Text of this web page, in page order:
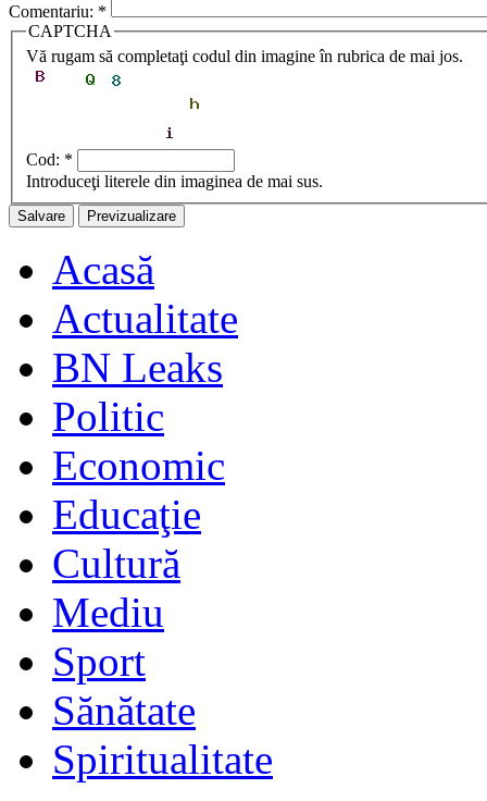
Comentariu: *
CAPTCHA
Vă rugam să completaţi codul din imagine în rubrica de mai jos.
Cod: *
Introduceţi literele din imaginea de mai sus.
Acasă
Actualitate
BN Leaks
Politic
Economic
Educaţie
Cultură
Mediu
Sport
Sănătate
Spiritualitate